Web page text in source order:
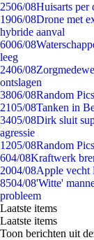
2506/08Huisarts per
1906/08Drone met
hybride aanval
6006/08
leeg
2406/08
ontslagen
3806/08Random
2105/08Tanken in
3405/08Dirk sluit
agressie
1205/08Random
604/08Kraftwerk
2004/08Apple vecht
8504/08'Witte'
probleem
Laatste items
Laatste items
Toon berichten uit